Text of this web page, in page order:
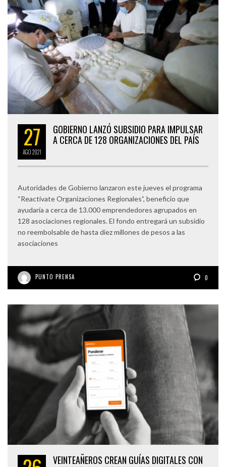
27
AGO2021
GOBIERNO LANZÓ SUBSIDIO PARA IMPULSAR
A CERCA DE 128 ORGANIZACIONES DEL PAÍS
Autoridades de Gobierno lanzaron este jueves el programa
“Reactívate Organizaciones Regionales”, beneficio que
ayudaría a cerca de 13.000 emprendedores agrupados en
128 asociaciones regionales. El fondo entregará un subsidio
no reembolsable de hasta diez millones de pesos a las
asociaciones
PUNTO PRENSA 0
VEINTEAÑEROS CREAN GUÍAS DIGITALES CON